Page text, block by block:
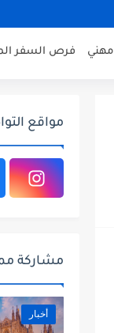
فرص السفر
مواقع
مشاركة
أخبار